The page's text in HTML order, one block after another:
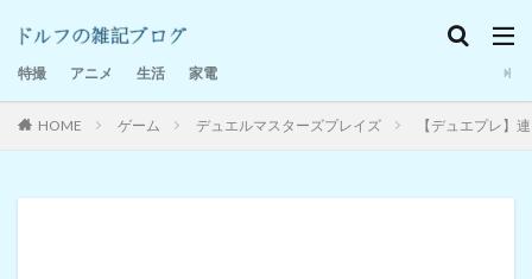
特撮 アニメ 生活 家電
HOME ゲーム デュエルマスターズプレイズ 【デュエプレ】